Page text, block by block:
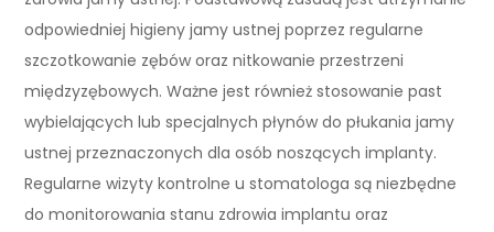
odpowiedniej higieny jamy ustnej poprzez regularne
szczotkowanie zębów oraz nitkowanie przestrzeni
międzyzębowych. Ważne jest również stosowanie past
wybielających lub specjalnych płynów do płukania jamy
ustnej przeznaczonych dla osób noszących implanty.
Regularne wizyty kontrolne u stomatologa są niezbędne
do monitorowania stanu zdrowia implantu oraz